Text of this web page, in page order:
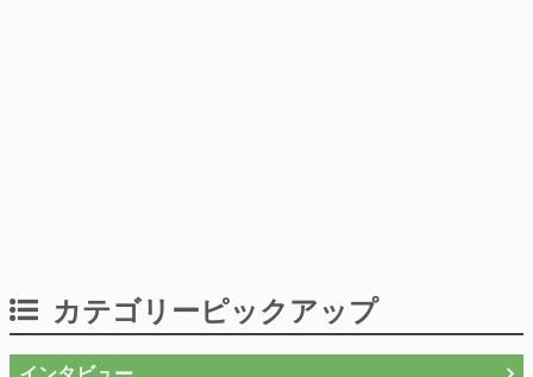
「現実より意味のある仮想世界を作る」
──『EVE Online』の生みの親が18年掲げ